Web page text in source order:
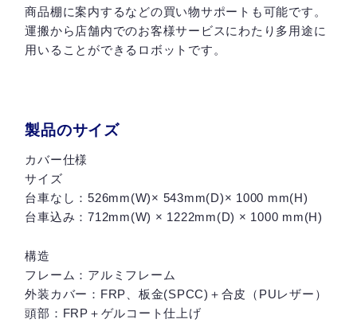
商品棚に案内するなどの買い物サポートも可能です。
運搬から店舗内でのお客様サービスにわたり多用途に
用いることができるロボットです。
製品のサイズ
カバー仕様
サイズ
台車なし：526mm(W)× 543mm(D)× 1000 mm(H)
台車込み：712mm(W) × 1222mm(D) × 1000 mm(H)
構造
フレーム：アルミフレーム
外装カバー：FRP、板金(SPCC)＋合皮（PUレザー）
頭部：FRP＋ゲルコート仕上げ